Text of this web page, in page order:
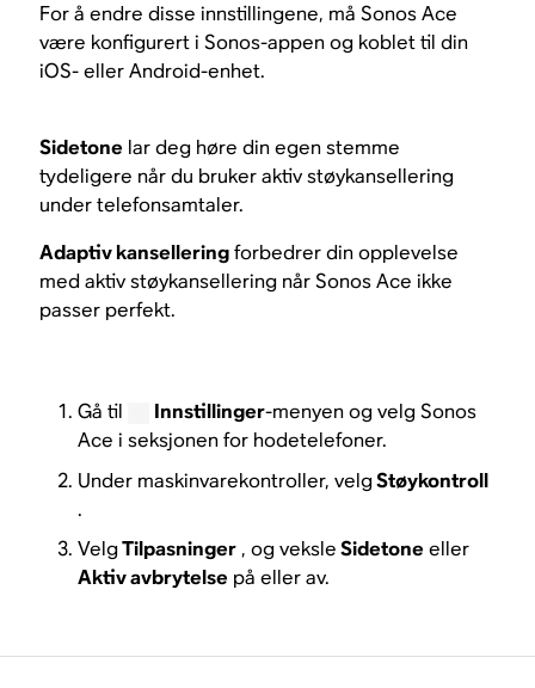
For å endre disse innstillingene, må Sonos Ace
være konfigurert i Sonos-appen og koblet til din
iOS- eller Android-enhet.
Sidetone lar deg høre din egen stemme
tydeligere når du bruker aktiv støykansellering
under telefonsamtaler.
Adaptiv kanselleringforbedrer din opplevelse
med aktiv støykansellering når Sonos Ace ikke
passer perfekt.
Gå til Innstillinger-menyen og velg Sonos
Ace i seksjonen for hodetelefoner.
Under maskinvarekontroller, velgStøykontroll
.
VelgTilpasninger, og veksleSidetone eller
Aktiv avbrytelse på eller av.